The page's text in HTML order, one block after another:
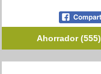
Ahorrador (555)